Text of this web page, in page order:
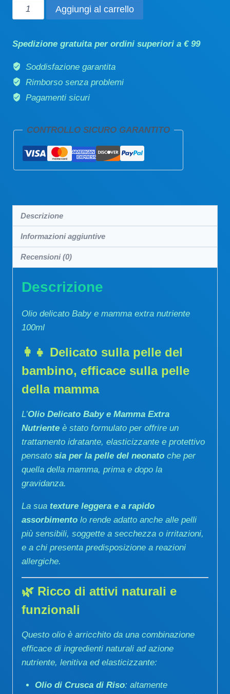
Olio
delicato
extra
nutriente
quantità
Aggiungi al carrello
Spedizione gratuita per ordini superiori a € 99
Soddisfazione garantita
Rimborso senza problemi
Pagamenti sicuri
CONTROLLO SICURO GARANTITO
Descrizione
Informazioni aggiuntive
Recensioni (0)
Descrizione
Olio delicato Baby e mamma extra nutriente
100ml
👩‍👧 Delicato sulla pelle del
bambino, efficace sulla pelle
della mamma
L’Olio Delicato Baby e Mamma Extra
Nutriente è stato formulato per offrire un
trattamento idratante, elasticizzante e protettivo
pensato sia per la pelle del neonato che per
quella della mamma, prima e dopo la
gravidanza.
La sua texture leggera e a rapido
assorbimento lo rende adatto anche alle pelli
più sensibili, soggette a secchezza o irritazioni,
e a chi presenta predisposizione a reazioni
allergiche.
🌿 Ricco di attivi naturali e
funzionali
Questo olio è arricchito da una combinazione
efficace di ingredienti naturali ad azione
nutriente, lenitiva ed elasticizzante:
Olio di Crusca di Riso: altamente